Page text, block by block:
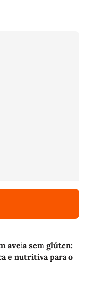
aveia sem glúten:
e nutritiva para o